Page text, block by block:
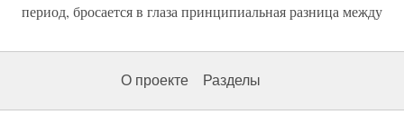
период, бросается в глаза принципиальная разница между
О проекте Разделы